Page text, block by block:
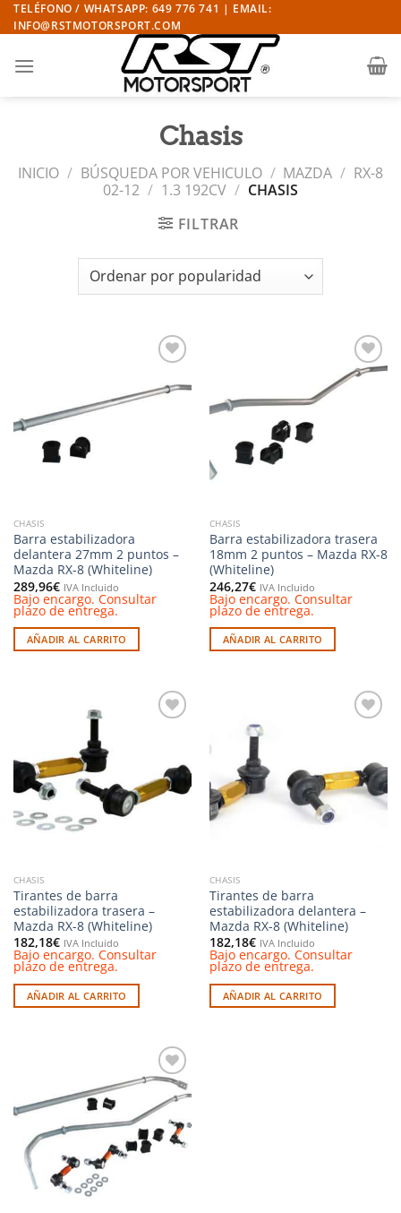
Saltar
al
TELÉFONO / WHATSAPP: 649 776 741 | EMAIL:
INFO@RSTMOTORSPORT.COM
Chasis
INICIO / BÚSQUEDA POR VEHICULO / MAZDA / RX-8
02-12 / 1.3 192CV / CHASIS
FILTRAR
a la
lista de
CHASIS
Barra estabilizadora
delantera 27mm 2 puntos –
Mazda RX-8 (Whiteline)
289,96€ IVA Incluido
Bajo encargo. Consultar
plazo de entrega.
AÑADIR AL CARRITO
Añadir
CHASIS
Barra estabilizadora trasera
18mm 2 puntos – Mazda RX-8
(Whiteline)
246,27€ IVA Incluido
Bajo encargo. Consultar
plazo de entrega.
AÑADIR AL CARRITO
deseos
CHASIS
Tirantes de barra
estabilizadora trasera –
Mazda RX-8 (Whiteline)
182,18€ IVA Incluido
Bajo encargo. Consultar
plazo de entrega.
AÑADIR AL CARRITO
deseos
CHASIS
Tirantes de barra
estabilizadora delantera –
Mazda RX-8 (Whiteline)
182,18€ IVA Incluido
Bajo encargo. Consultar
plazo de entrega.
AÑADIR AL CARRITO
Añadir
a la
lista de
deseos